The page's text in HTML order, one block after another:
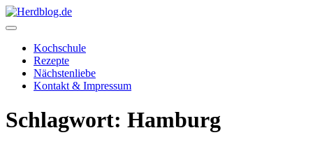
Skip
to
Herdblog.de
Kochschule
Rezepte
Nächstenliebe
Kontakt & Impressum
Schlagwort: Hamburg